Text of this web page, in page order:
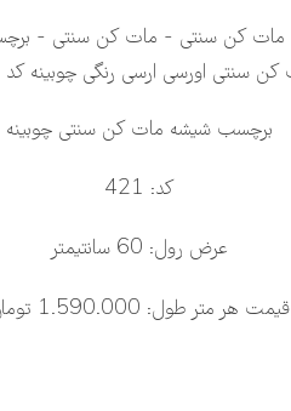
برچسب شیشه مات کن سنتی چوبینه
کد: 421
عرض رول: 60 سانتیمتر
قیمت هر متر طول: 1.590.000 تومان